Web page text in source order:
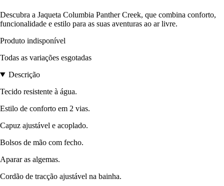
Descubra a Jaqueta Columbia Panther Creek, que combina conforto,
funcionalidade e estilo para as suas aventuras ao ar livre.
Produto indisponível
Todas as variações esgotadas
Descrição
Tecido resistente à água.
Estilo de conforto em 2 vias.
Capuz ajustável e acoplado.
Bolsos de mão com fecho.
Aparar as algemas.
Cordão de tracção ajustável na bainha.